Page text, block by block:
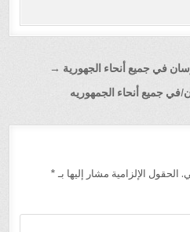
في جميع أنحاء الجهورية →
في جميع أنحاء الجمهوريه
الحقول الإلزامية مشار إليها بـ *